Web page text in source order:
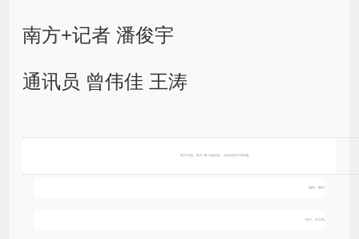
南方+记者 潘俊宇
通讯员 曾伟佳 王涛
南方日报、南方+客户端原创，未经授权不得转载
编辑 杨韬
校对 牟元凯